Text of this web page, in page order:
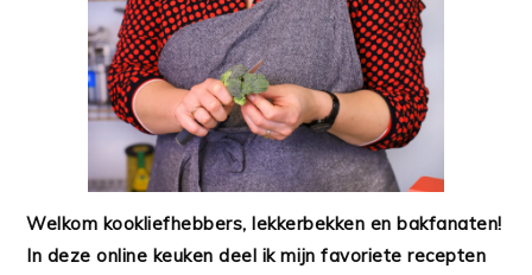
Welkom kookliefhebbers, lekkerbekken en bakfanaten!
In deze online keuken deel ik mijn favoriete recepten